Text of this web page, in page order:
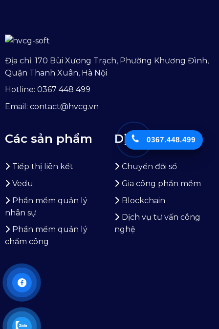
Địa chỉ: 170 Bùi Xương Trạch, Phường Khương Đình,
Quận Thanh Xuân, Hà Nội
Hotline: 0367 448 499
Email: contact@hvcg.vn
Các sản phẩm
Tiếp thị liên kết
Vedu
Phần mềm quản lý
nhân sự
Phần mềm quản lý
chấm công
Dịch vụ
Chuyển đổi số
Gia công phần mềm
Blockchain
Dịch vụ tư vấn công
nghệ
0367.448.499